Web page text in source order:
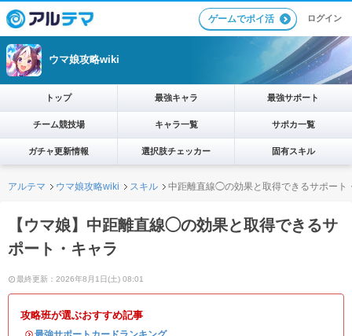
ゲームでポイ活 ログイン
ウマ娘攻略wiki
トップ 最強キャラ 最強サポート
チーム競技場 キャラ一覧 サポカ一覧
ガチャ更新情報 選択肢チェッカー 固有スキル
アルテマ ウマ娘攻略wiki スキル 中距離直線◯の効果と取得できるサポート
【ウマ娘】中距離直線◯の効果と取得できるサ
ポート・キャラ
最終更新：2026年8月1日(土) 08:01
攻略班が選ぶおすすめ記事